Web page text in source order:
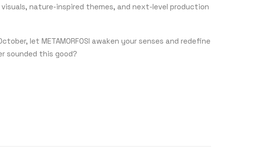
nature-inspired themes, and next-level production
let METAMORFOSI awaken your senses and redefine
sounded this good?